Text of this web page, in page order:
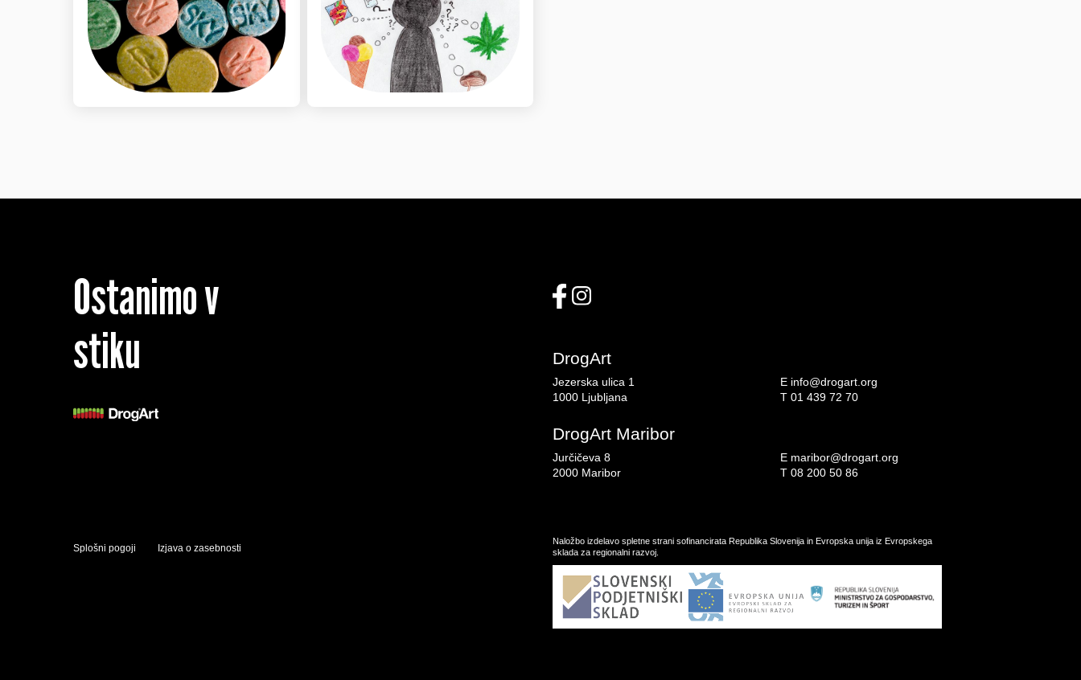
Ostanimo v
stiku
DrogArt
Jezerska ulica 1
1000 Ljubljana
E info@drogart.org
T 01 439 72 70
DrogArt Maribor
Jurčičeva 8
2000 Maribor
E maribor@drogart.org
T 08 200 50 86
Splošni pogoji Izjava o zasebnosti
Naložbo izdelavo spletne strani sofinancirata Republika Slovenija in Evropska unija iz Evropskega
sklada za regionalni razvoj.